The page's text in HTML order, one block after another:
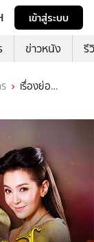
เข้าสู่ระบบ
ข่าวหนัง รี
เรื่องย่อ